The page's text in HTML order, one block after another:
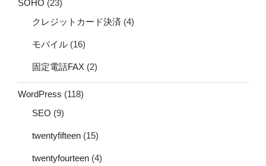
SOHO (23)
クレジットカード決済 (4)
モバイル (16)
固定電話FAX (2)
WordPress (118)
SEO (9)
twentyfifteen (15)
twentyfourteen (4)